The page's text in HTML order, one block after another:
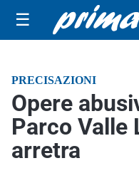
☰
PRECISAZIONI
Opere
Parco Valle
arretra